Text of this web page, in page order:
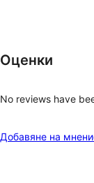
Оценки
No reviews have
Добавяне на